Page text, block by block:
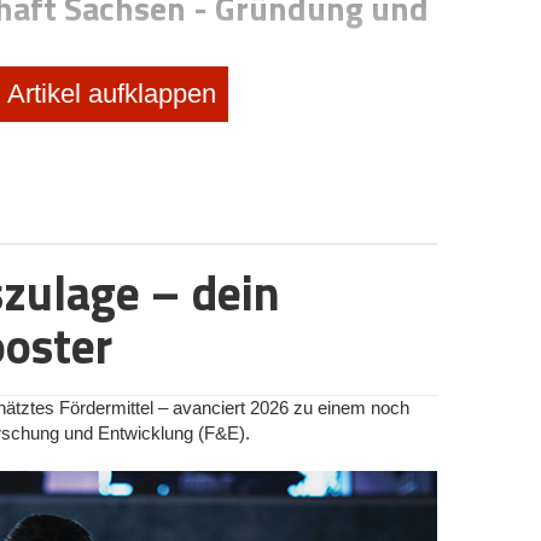
über das
über das
Sachsen –
Sachsen (TGFS)
über das
Artikel aufklappen
– dein
Fördermittel – avanciert 2026 zu einem noch
und Entwicklung (F&E).